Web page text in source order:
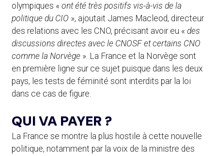
olympiques « ont été très positifs vis-à-vis de la
politique du CIO », ajoutait James Macleod, directeur
des relations avec les CNO, précisant avoir eu « des
discussions directes avec le CNOSF et certains CNO
comme la Norvège ». La France et la Norvège sont
en première ligne sur ce sujet puisque dans les deux
pays, les tests de féminité sont interdits par la loi
dans ce cas de figure.
QUI VA PAYER ?
La France se montre la plus hostile à cette nouvelle
politique, notamment par la voix de la ministre des